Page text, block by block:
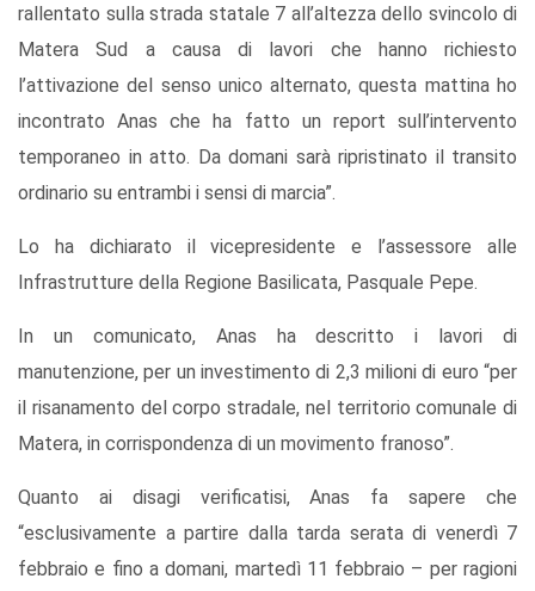
rallentato sulla strada statale 7 all’altezza dello svincolo di
Matera Sud a causa di lavori che hanno richiesto
l’attivazione del senso unico alternato, questa mattina ho
incontrato Anas che ha fatto un report sull’intervento
temporaneo in atto. Da domani sarà ripristinato il transito
ordinario su entrambi i sensi di marcia”.
Lo ha dichiarato il vicepresidente e l’assessore alle
Infrastrutture della Regione Basilicata, Pasquale Pepe.
In un comunicato, Anas ha descritto i lavori di
manutenzione, per un investimento di 2,3 milioni di euro “per
il risanamento del corpo stradale, nel territorio comunale di
Matera, in corrispondenza di un movimento franoso”.
Quanto ai disagi verificatisi, Anas fa sapere che
“esclusivamente a partire dalla tarda serata di venerdì 7
febbraio e fino a domani, martedì 11 febbraio – per ragioni